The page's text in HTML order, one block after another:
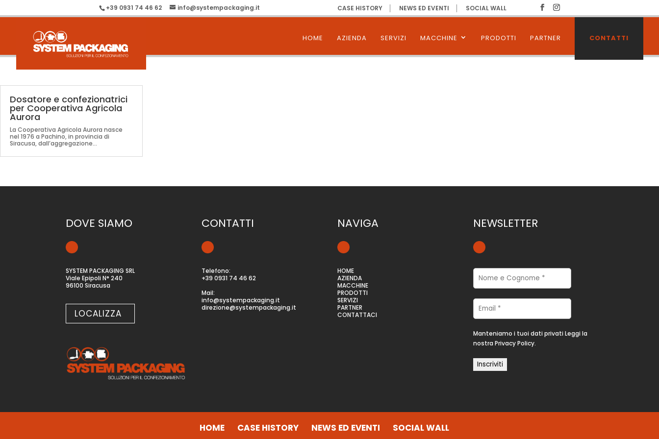
+39 0931 74 46 62 info@systempackaging.it CASE HISTORY NEWS ED EVENTI SOCIAL WALL
HOME AZIENDA SERVIZI MACCHINE PRODOTTI PARTNER CONTATTI
Dosatore e confezionatrici
per Cooperativa Agricola
Aurora
La Cooperativa Agricola Aurora nasce
nel 1976 a Pachino, in provincia di
Siracusa, dall’aggregazione…
DOVE SIAMO
SYSTEM PACKAGING SRL
Viale Epipoli N° 240
96100 Siracusa
LOCALIZZA
CONTATTI
Telefono:
+39 0931 74 46 62
Mail:
info@systempackaging.it
direzione@systempackaging.it
NAVIGA
HOME
AZIENDA
MACCHINE
PRODOTTI
SERVIZI
PARTNER
CONTATTACI
NEWSLETTER
Manteniamo i tuoi dati privati Leggi la
nostra Privacy Policy.
HOME CASE HISTORY NEWS ED EVENTI SOCIAL WALL